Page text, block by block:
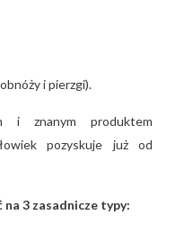
i pierzgi).
i znanym produktem
pozyskuje już od
3 zasadnicze typy: